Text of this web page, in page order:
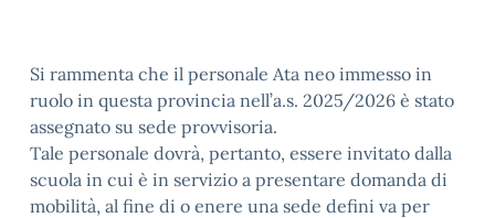
Si rammenta che il personale Ata neo immesso in
ruolo in questa provincia nell’a.s. 2025/2026 è stato
assegnato su sede provvisoria.
Tale personale dovrà, pertanto, essere invitato dalla
scuola in cui è in servizio a presentare domanda di
mobilità, al fine di o enere una sede defini va per